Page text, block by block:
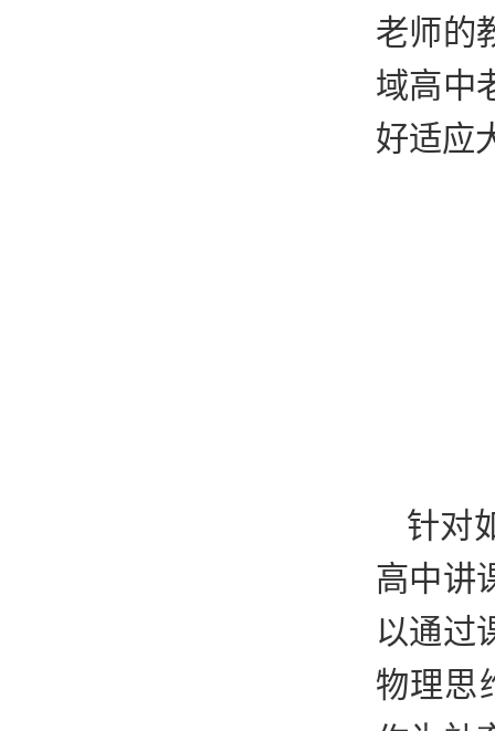
老师的
域高中
好适应
针对
高中讲
以通过
物理思